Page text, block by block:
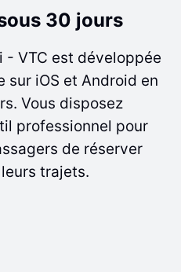
30 jours
- VTC est développée
sur iOS et Android en
Vous disposez
professionnel pour
de réserver
trajets.